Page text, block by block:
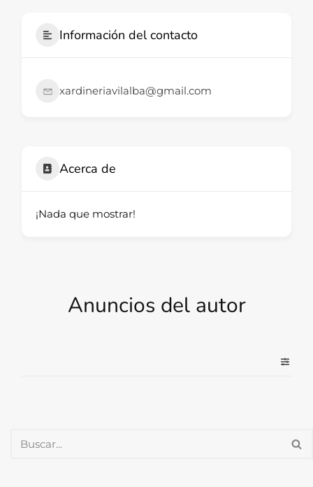
Información del contacto
xardineriavilalba@gmail.com
Acerca de
¡Nada que mostrar!
Anuncios del autor